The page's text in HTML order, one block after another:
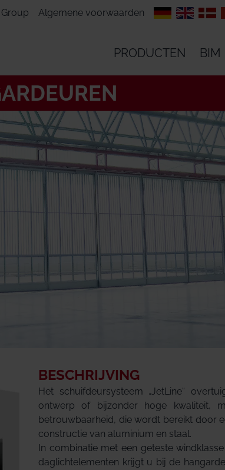
Group Algemene voorwaarden
PRODUCTEN BIM
BESCHRIJVING
Het schuifdeursysteem „JetLine“
ontwerp of bijzonder hoge kwaliteit,
betrouwbaarheid, die wordt bereikt door
constructie van aluminium en staal.
In combinatie met een geteste
daglichtelementen krijgt u bij de